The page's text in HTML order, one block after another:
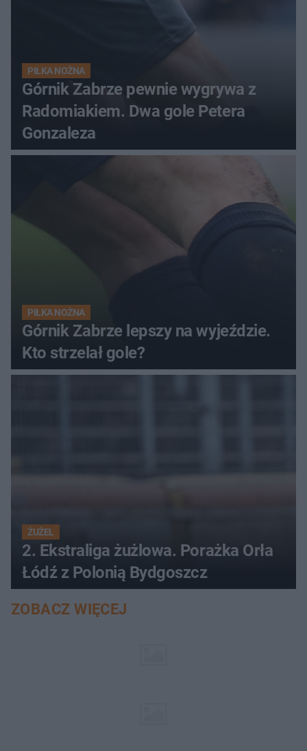
PIŁKA NOŻNA
Górnik Zabrze pewnie wygrywa z
Radomiakiem. Dwa gole Petera
Gonzaleza
PIŁKA NOŻNA
Górnik Zabrze lepszy na wyjeździe.
Kto strzelał gole?
ŻUŻEL
2. Ekstraliga żużlowa. Porażka Orła
Łódź z Polonią Bydgoszcz
ZOBACZ WIĘCEJ